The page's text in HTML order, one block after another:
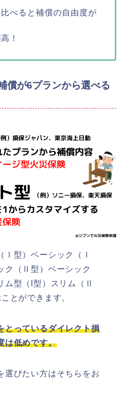
べると補償の自由度が
！
償が6プランから選べる
Ⅰ型）ベーシック（Ⅰ
ク（Ⅱ型）ベーシック
ム型（I型）スリム（Ⅱ
とができます。
とっているダイレクト損
は低めです。
選びたい方はそちらをお